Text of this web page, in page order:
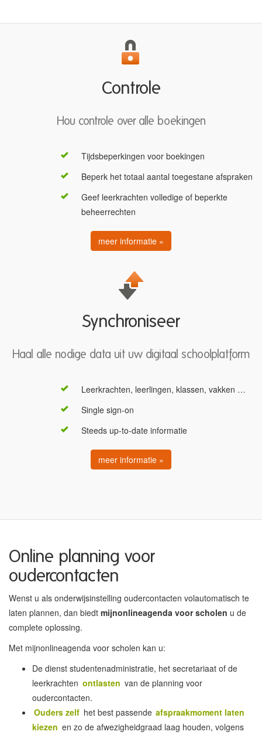
Controle
Hou controle over alle boekingen
Tijdsbeperkingen voor boekingen
Beperk het totaal aantal toegestane afspraken
Geef leerkrachten volledige of beperkte
beheerrechten
meer informatie »
Synchroniseer
Haal alle nodige data uit uw digitaal schoolplatform
Leerkrachten, leerlingen, klassen, vakken …
Single sign-on
Steeds up-to-date informatie
meer informatie »
Online planning voor
oudercontacten
Wenst u als onderwijsinstelling oudercontacten volautomatisch te
laten plannen, dan biedt mijnonlineagenda voor scholen u de
complete oplossing.
Met mijnonlineagenda voor scholen kan u:
De dienst studentenadministratie, het secretariaat of de
leerkrachten ontlasten van de planning voor
oudercontacten.
Ouders zelf het best passende afspraakmoment laten
kiezen en zo de afwezigheidgraad laag houden, volgens